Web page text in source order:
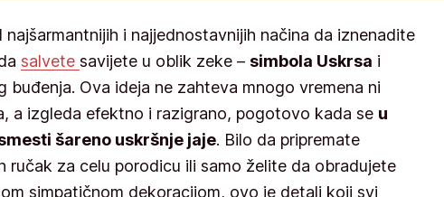
najšarmantnijih i najjednostavnijih načina da iznenadite
salvete savijete u oblik zeke – simbola Uskrsa i
buđenja. Ova ideja ne zahteva mnogo vremena ni
a izgleda efektno i razigrano, pogotovo kada se u
šareno uskršnje jaje. Bilo da pripremate
ručak za celu porodicu ili samo želite da obradujete
simpatičnom dekoracijom, ovo je detalj koji svi